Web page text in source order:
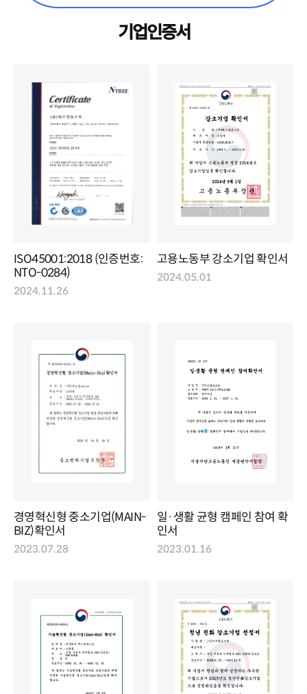
기업인증서
ISO45001:2018 (인증번호:
NTO-0284)
2024.11.26
고용노동부 강소기업 확인서
2024.05.01
경영혁신형 중소기업(MAIN-
BIZ)확인서
2023.07.28
일·생활 균형 캠페인 참여 확
인서
2023.01.16